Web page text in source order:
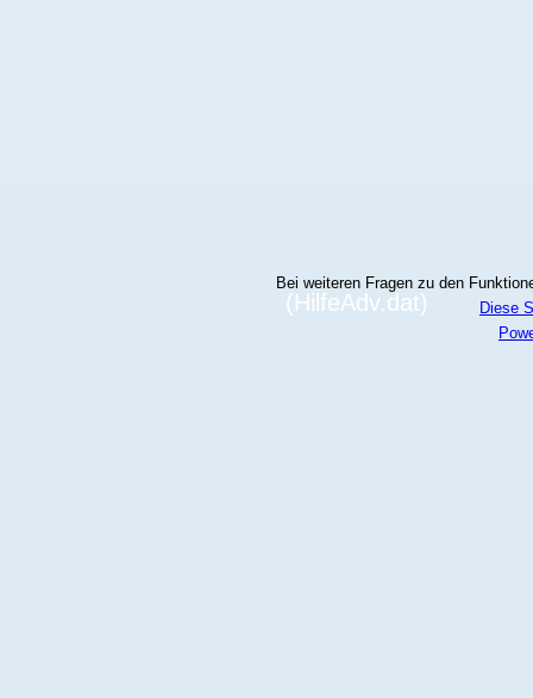
(HilfeAdv.dat)
Bei weiteren Fragen zu den
Diese